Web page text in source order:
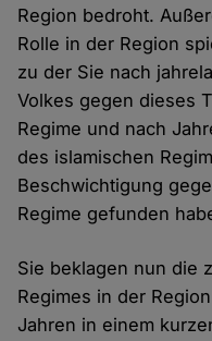
Region bedroht.
Rolle in der Region
zu der Sie nach
Volkes gegen dieses
Regime und nach
des islamischen
Beschwichtigung
Regime gefunden
Sie beklagen nun die
Regimes in der
Jahren in einem